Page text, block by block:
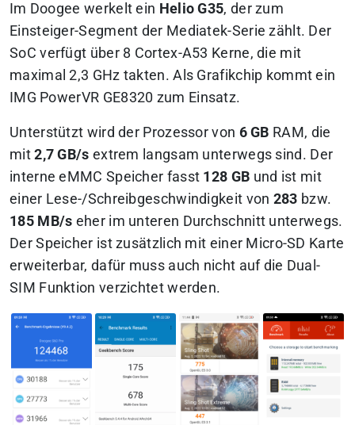
Im Doogee werkelt ein Helio G35, der zum
Einsteiger-Segment der Mediatek-Serie zählt. Der
SoC verfügt über 8 Cortex-A53 Kerne, die mit
maximal 2,3 GHz takten. Als Grafikchip kommt ein
IMG PowerVR GE8320 zum Einsatz.
Unterstützt wird der Prozessor von 6 GB RAM, die
mit2,7 GB/s extrem langsam unterwegs sind. Der
interne eMMC Speicher fasst 128 GB und ist mit
einer Lese-/Schreibgeschwindigkeit von 283 bzw.
185 MB/s eher im unteren Durchschnitt unterwegs.
Der Speicher ist zusätzlich mit einer Micro-SD Karte
erweiterbar, dafür muss auch nicht auf die Dual-
SIM Funktion verzichtet werden.